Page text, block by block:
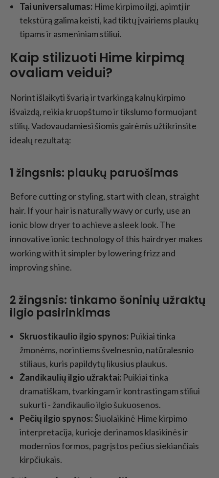
Tai universalumas: Hime kirpimo ilgį, apimtį ir
tekstūrą galima keisti, kad tiktų įvairiems plaukų
tipams ir asmeniniam stiliui.
Kaip stilizuoti Hime kirpimą
ovaliam veidui?
Norint išlaikyti švarią ir tvarkingą kalnų kirpimo
išvaizdą, reikia kruopštumo ir tikslumo formuojant
stilių. Vadovaudamiesi šiomis gairėmis užtikrinsite
idealų rezultatą:
1 žingsnis: plaukų paruošimas
Before cutting or styling, start with clean, straight
hair. If your hair is naturally wavy or curly, use an
ionic blow dryer to achieve a sleek look. The
innovative ionic technology of this hairdryer makes
working with it simpler by lowering frizz and
improving shine.
2 žingsnis: tinkamo šoninių užraktų
ilgio pasirinkimas
Skruostikaulio ilgio spynos: Puikiai tinka
žmonėms, norintiems švelnesnio, natūralesnio
stiliaus, kuris papildytų likusius plaukus.
Žandikaulių ilgio užraktai: Puikiai tinka
dramatiškam, tvarkingam ir kontrastingam stiliui
sukurti - žandikaulio ilgio šukuosenos.
Pečių ilgio spynos:Šiuolaikinė Hime kirpimo
interpretacija, kurioje derinamos klasikinės ir
modernios formos, pagrįstos pečius siekiančiais
kirpčiukais.